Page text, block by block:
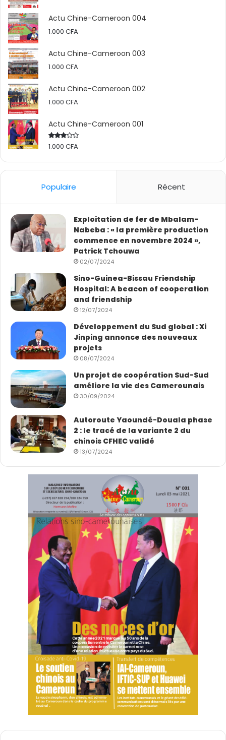
Actu Chine-Cameroon 004
1.000 CFA
Actu Chine-Cameroon 003
1.000 CFA
Actu Chine-Cameroon 002
1.000 CFA
Actu Chine-Cameroon 001
Rated
1.000 CFA
Populaire Récent
Exploitation de fer de Mbalam-
Nabeba : « la première production
commence en novembre 2024 »,
Patrick Tchouwa
02/07/2024
Sino-Guinea-Bissau Friendship
Hospital: A beacon of cooperation
and friendship
12/07/2024
Développement du Sud global : Xi
Jinping annonce des nouveaux
projets
08/07/2024
Un projet de coopération Sud-Sud
améliore la vie des Camerounais
30/09/2024
Autoroute Yaoundé-Douala phase
2 : le tracé de la variante 2 du
chinois CFHEC validé
13/07/2024